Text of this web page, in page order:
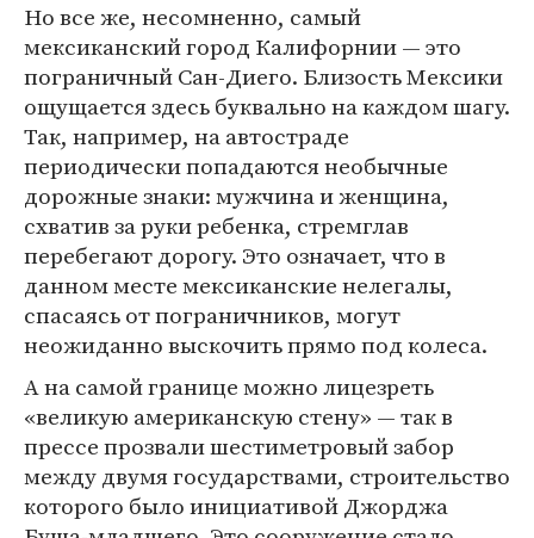
Но все же, несомненно, самый
мексиканский город Калифорнии — это
пограничный Сан-Диего. Близость Мексики
ощущается здесь буквально на каждом шагу.
Так, например, на автостраде
периодически попадаются необычные
дорожные знаки: мужчина и женщина,
схватив за руки ребенка, стремглав
перебегают дорогу. Это означает, что в
данном месте мексиканские нелегалы,
спасаясь от пограничников, могут
неожиданно выскочить прямо под колеса.
А на самой границе можно лицезреть
«великую американскую стену» — так в
прессе прозвали шестиметровый забор
между двумя государствами, строительство
которого было инициативой Джорджа